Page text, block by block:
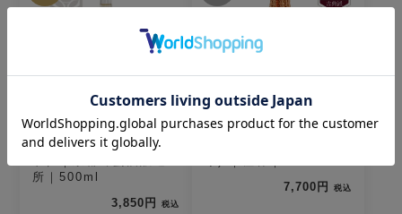
The MEAD（ザ・ミー
所｜500ml
3,850円
税込
7,700円
税込